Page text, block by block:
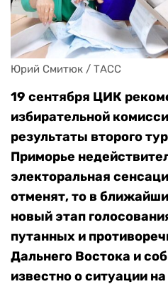
Юрий Смитюк / ТАСС
19 сентября ЦИК
избирательной
результаты второго
Приморье
электоральная
отменят, то в
новый этап
путанных и
Дальнего Востока и
известно о ситуации